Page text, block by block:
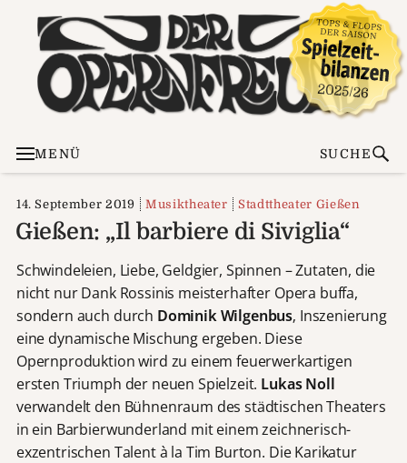
MENÜ SUCHE
14. September 2019 Musiktheater Stadttheater Gießen
Gießen: „Il barbiere di Siviglia“
Schwindeleien, Liebe, Geldgier, Spinnen – Zutaten, die
nicht nur Dank Rossinis meisterhafter Opera buffa,
sondern auch durch Dominik Wilgenbus‚ Inszenierung
eine dynamische Mischung ergeben. Diese
Opernproduktion wird zu einem feuerwerkartigen
ersten Triumph der neuen Spielzeit. Lukas Noll
verwandelt den Bühnenraum des städtischen Theaters
in ein Barbierwunderland mit einem zeichnerisch-
exzentrischen Talent à la Tim Burton. Die Karikatur